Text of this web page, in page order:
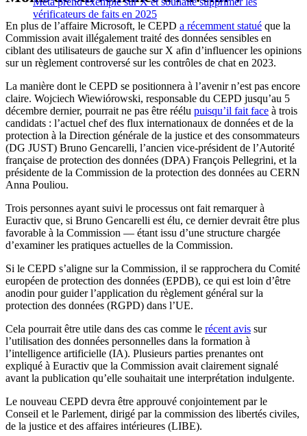
vérificateurs de faits en 2025
En plus de l’affaire Microsoft, le CEPD a récemment statué que la
Commission avait illégalement traité des données sensibles en
ciblant des utilisateurs de gauche sur X afin d’influencer les opinions
sur un règlement controversé sur les contrôles de chat en 2023.
La manière dont le CEPD se positionnera à l’avenir n’est pas encore
claire. Wojciech Wiewiórowski, responsable du CEPD jusqu’au 5
décembre dernier, pourrait ne pas être réélu puisqu’il fait face à trois
candidats : l’actuel chef des flux internationaux de données et de la
protection à la Direction générale de la justice et des consommateurs
(DG JUST) Bruno Gencarelli, l’ancien vice-président de l’Autorité
française de protection des données (DPA) François Pellegrini, et la
présidente de la Commission de la protection des données au CERN
Anna Pouliou.
Trois personnes ayant suivi le processus ont fait remarquer à
Euractiv que, si Bruno Gencarelli est élu, ce dernier devrait être plus
favorable à la Commission — étant issu d’une structure chargée
d’examiner les pratiques actuelles de la Commission.
Si le CEPD s’aligne sur la Commission, il se rapprochera du Comité
européen de protection des données (EPDB), ce qui est loin d’être
anodin pour guider l’application du règlement général sur la
protection des données (RGPD) dans l’UE.
Cela pourrait être utile dans des cas comme le récent avis sur
l’utilisation des données personnelles dans la formation à
l’intelligence artificielle (IA). Plusieurs parties prenantes ont
expliqué à Euractiv que la Commission avait clairement signalé
avant la publication qu’elle souhaitait une interprétation indulgente.
Le nouveau CEPD devra être approuvé conjointement par le
Conseil et le Parlement, dirigé par la commission des libertés civiles,
de la justice et des affaires intérieures (LIBE).